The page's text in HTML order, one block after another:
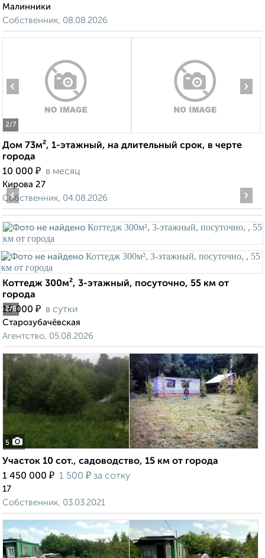
Малинники
Собственник, 08.08.2026
2/7
‹ ›
Дом 73м², 1-этажный, на длительный срок, в черте
города
10 000 ₽ в месяц
Кирова 27
Собственник, 04.08.2026
2/8
‹ ›
Коттедж 300м², 3-этажный, посуточно, 55 км от
города
16 000 ₽ в сутки
Старозубачёвская
Агентство, 05.08.2026
5
Участок 10 сот., садоводство, 15 км от города
1 450 000 ₽ 1 500 ₽ за сотку
17
Собственник, 03.03.2021